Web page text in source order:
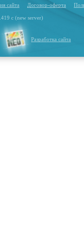
сайта Договор-оферта
с (new server)
Разработка сайта